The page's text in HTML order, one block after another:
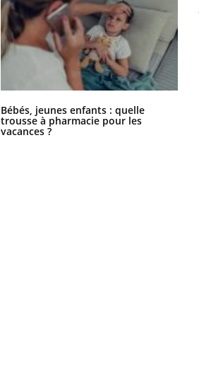
Bébés, jeunes enfants : quelle
trousse à pharmacie pour les
vacances ?